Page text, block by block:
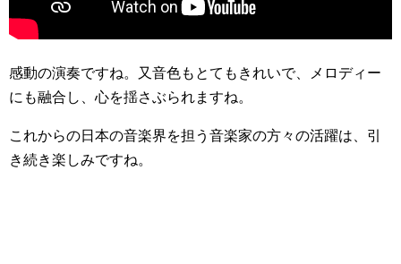
感動の演奏ですね。又音色もとてもきれいで、メロディー
にも融合し、心を揺さぶられますね。
これからの日本の音楽界を担う音楽家の方々の活躍は、引
き続き楽しみですね。